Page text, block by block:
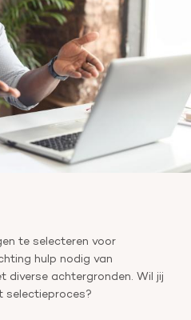
te selecteren voor
hulp nodig van
diverse achtergronden. Wil jij
selectieproces?